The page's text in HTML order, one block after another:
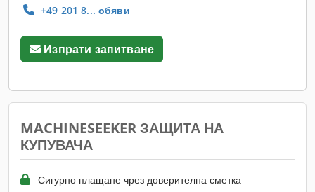
+49 201 8... обяви
Изпрати запитване
MACHINESEEKER ЗАЩИТА НА
КУПУВАЧА
Сигурно плащане чрез доверителна сметка